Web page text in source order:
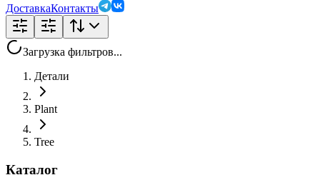
ДоставкаКонтакты
Загрузка фильтров...
Детали
Plant
Tree
Каталог